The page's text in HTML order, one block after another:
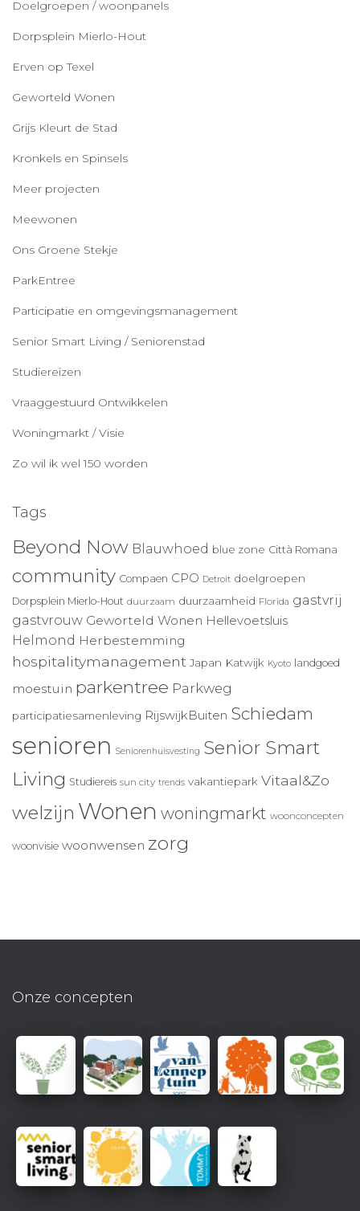
Doelgroepen / woonpanels
Dorpsplein Mierlo-Hout
Erven op Texel
Geworteld Wonen
Grijs Kleurt de Stad
Kronkels en Spinsels
Meer projecten
Meewonen
Ons Groene Stekje
ParkEntree
Participatie en omgevingsmanagement
Senior Smart Living / Seniorenstad
Studiereizen
Vraaggestuurd Ontwikkelen
Woningmarkt / Visie
Zo wil ik wel 150 worden
Tags
Beyond Now Blauwhoed blue zone Città Romana
community Compaen CPO Detroit doelgroepen
Dorpsplein Mierlo-Hout duurzaam duurzaamheid Florida gastvrij
gastvrouw Geworteld Wonen Hellevoetsluis
Helmond Herbestemming
hospitalitymanagement Japan Katwijk Kyoto landgoed
moestuin parkentree Parkweg
participatiesamenleving RijswijkBuiten Schiedam
senioren Seniorenhuisvesting Senior Smart
Living Studiereis sun city trends vakantiepark Vitaal&Zo
welzijn Wonen woningmarkt woonconcepten
woonvisie woonwensen zorg
Onze concepten